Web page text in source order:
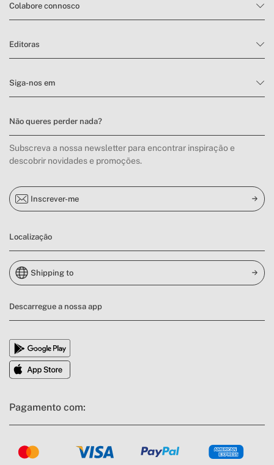
Colabore connosco
Editoras
Siga-nos em
Não queres perder nada?
Subscreva a nossa newsletter para encontrar inspiração e
descobrir novidades e promoções.
Inscrever-me
Localização
Shipping to
Descarregue a nossa app
Pagamento com: